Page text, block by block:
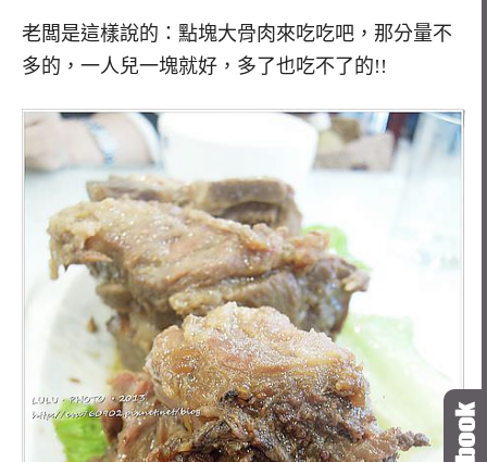
老闆是這樣說的：點塊大骨肉來吃吃吧，那分量不
多的，一人兒一塊就好，多了也吃不了的!!